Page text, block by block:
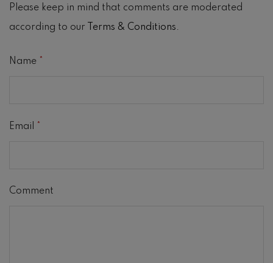
Please keep in mind that comments are moderated
according to our
Terms & Conditions.
Name
Email
Comment